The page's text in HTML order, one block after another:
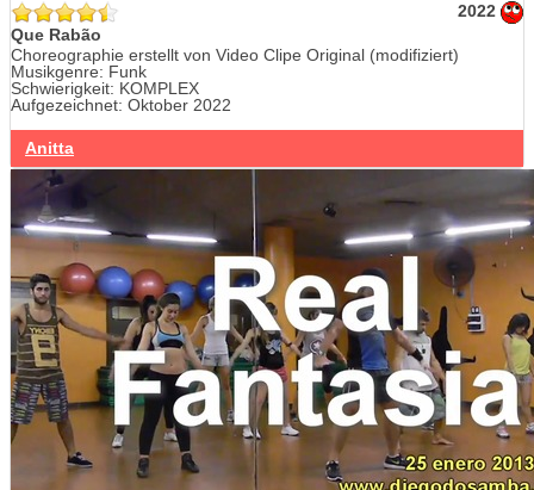
2022
Que Rabão
Choreographie erstellt von Video Clipe Original (modifiziert)
Musikgenre: Funk
Schwierigkeit: KOMPLEX
Aufgezeichnet: Oktober 2022
Anitta